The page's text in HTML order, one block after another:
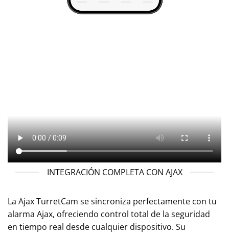
INTEGRACIÓN COMPLETA CON AJAX
La Ajax TurretCam se sincroniza perfectamente con tu
alarma Ajax, ofreciendo control total de la seguridad
en tiempo real desde cualquier dispositivo. Su